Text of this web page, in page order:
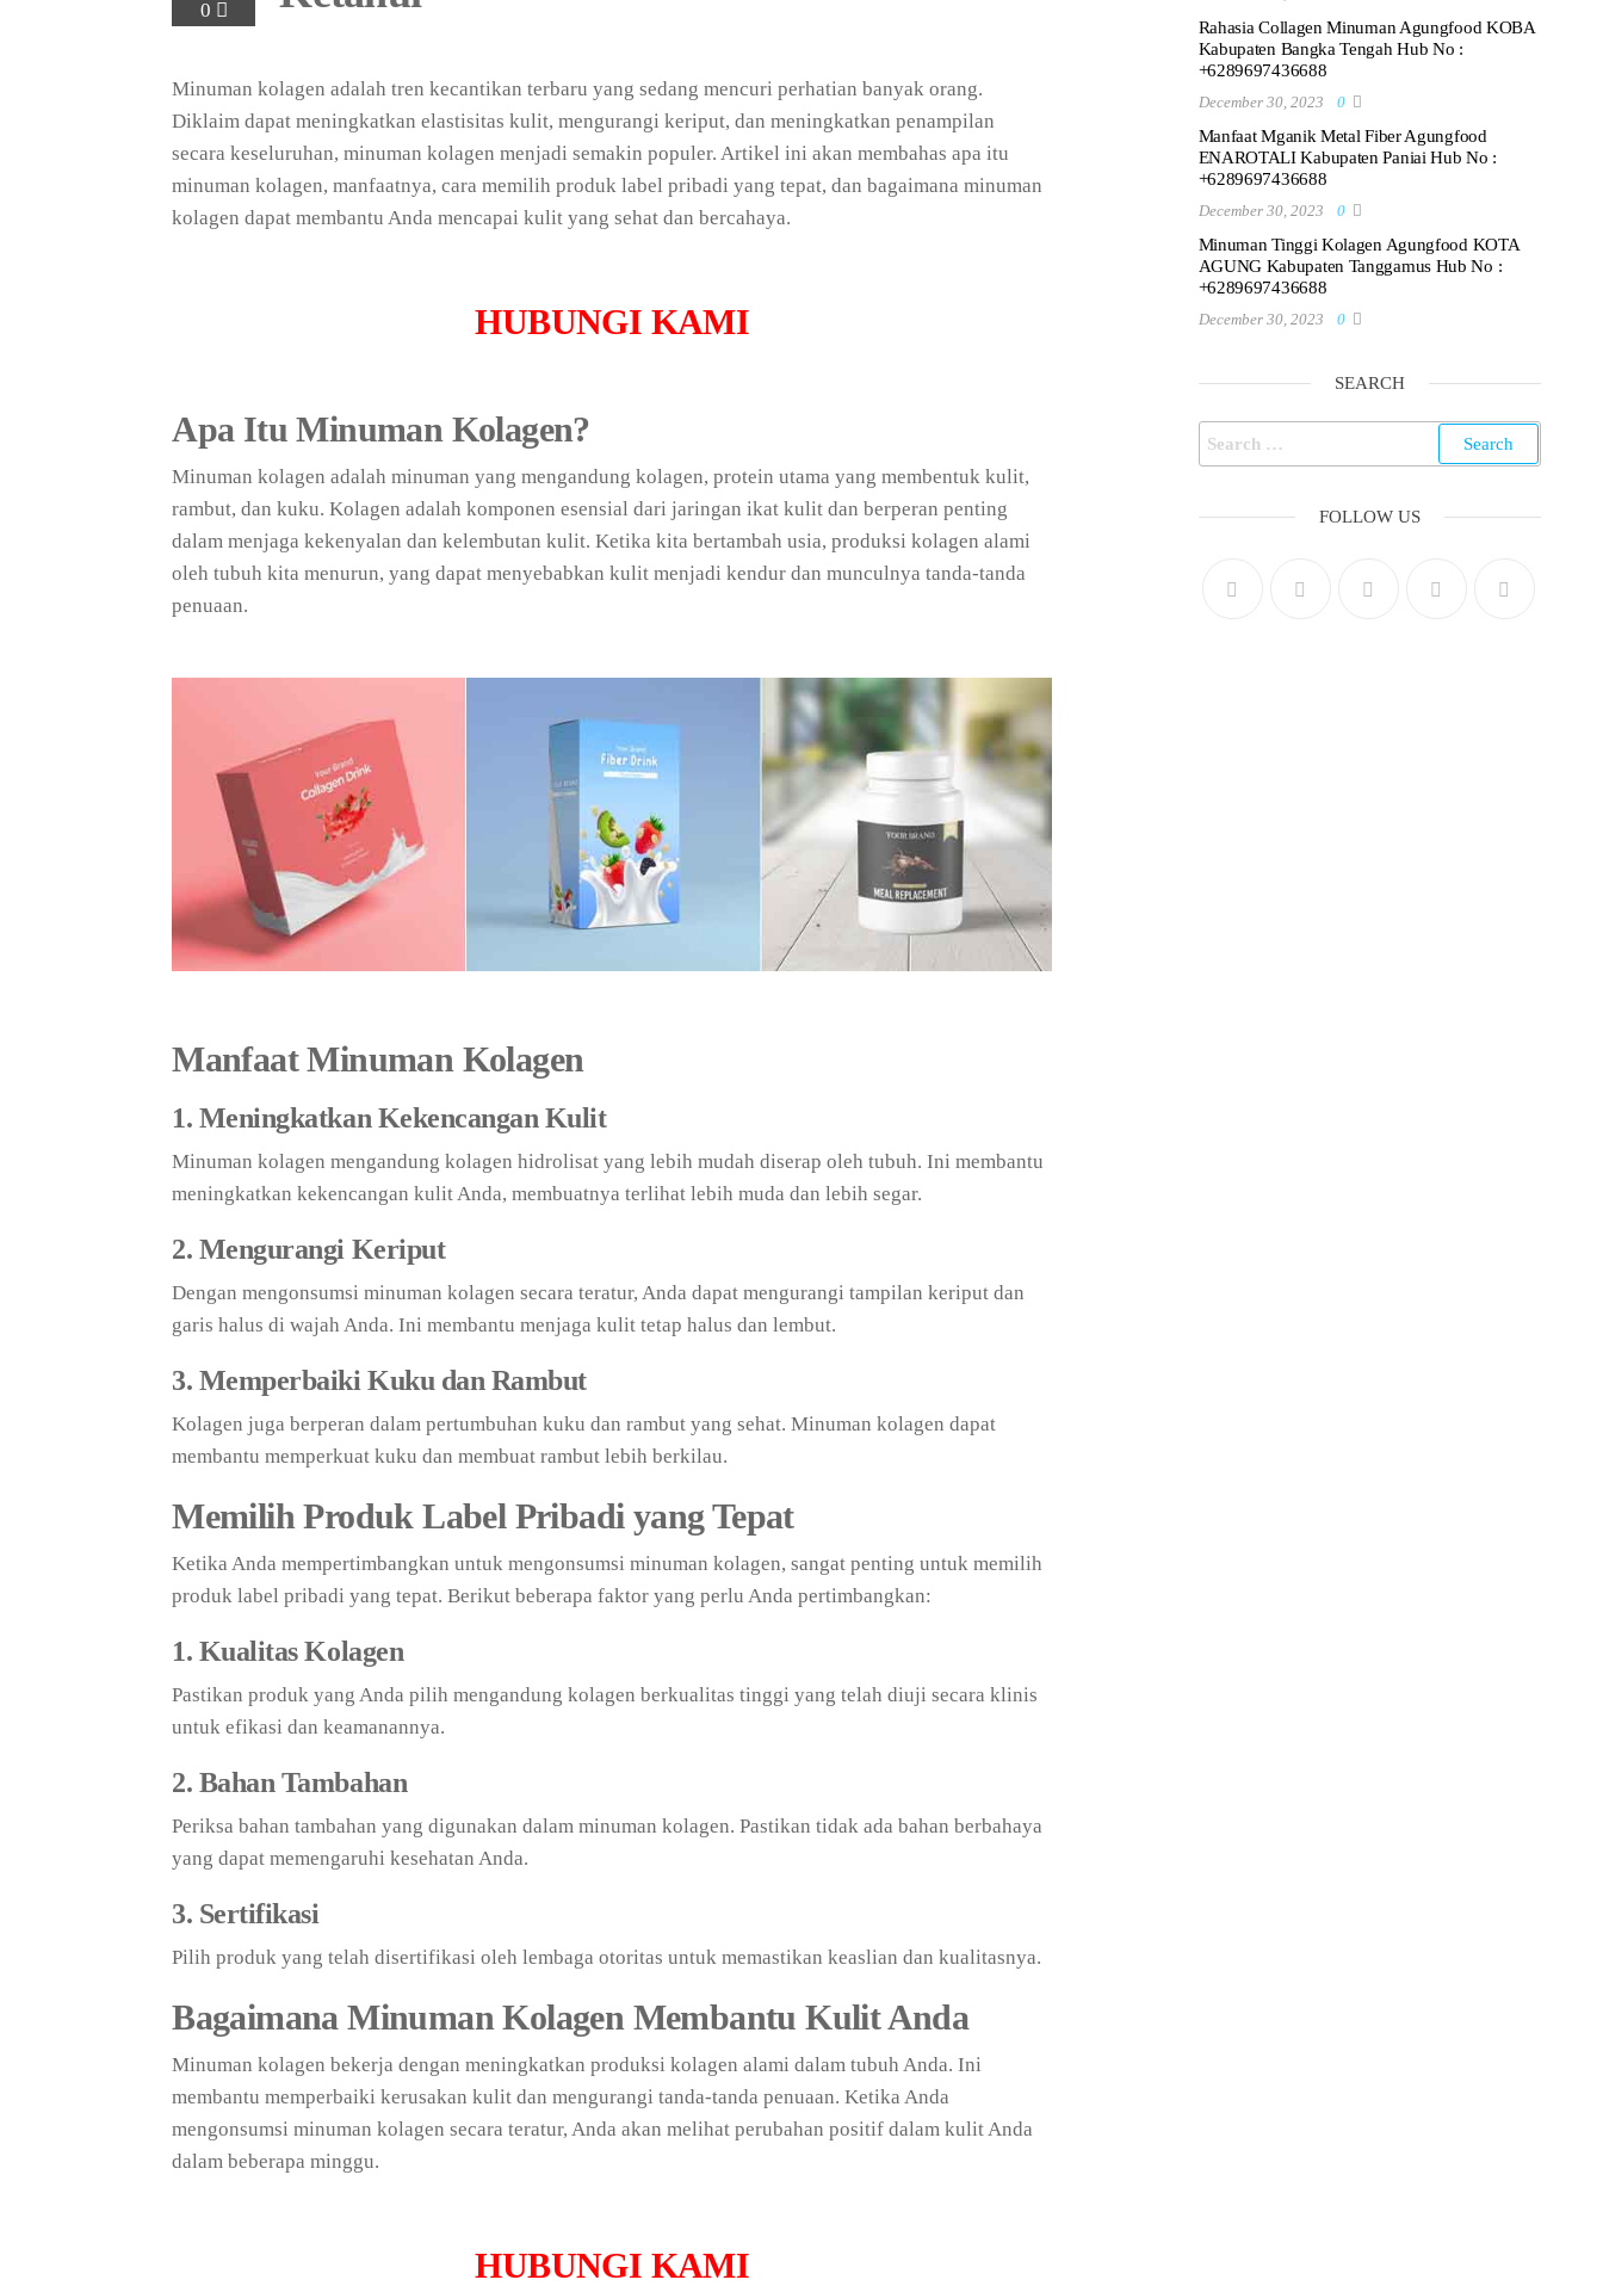
0
Minuman kolagen adalah tren kecantikan terbaru yang sedang mencuri perhatian banyak orang.
Diklaim dapat meningkatkan elastisitas kulit, mengurangi keriput, dan meningkatkan penampilan
secara keseluruhan, minuman kolagen menjadi semakin populer. Artikel ini akan membahas apa itu
minuman kolagen, manfaatnya, cara memilih produk label pribadi yang tepat, dan bagaimana minuman
kolagen dapat membantu Anda mencapai kulit yang sehat dan bercahaya.
HUBUNGI KAMI
Apa Itu Minuman Kolagen?
Minuman kolagen adalah minuman yang mengandung kolagen, protein utama yang membentuk kulit,
rambut, dan kuku. Kolagen adalah komponen esensial dari jaringan ikat kulit dan berperan penting
dalam menjaga kekenyalan dan kelembutan kulit. Ketika kita bertambah usia, produksi kolagen alami
oleh tubuh kita menurun, yang dapat menyebabkan kulit menjadi kendur dan munculnya tanda-tanda
penuaan.
Manfaat Minuman Kolagen
1. Meningkatkan Kekencangan Kulit
Minuman kolagen mengandung kolagen hidrolisat yang lebih mudah diserap oleh tubuh. Ini membantu
meningkatkan kekencangan kulit Anda, membuatnya terlihat lebih muda dan lebih segar.
2. Mengurangi Keriput
Dengan mengonsumsi minuman kolagen secara teratur, Anda dapat mengurangi tampilan keriput dan
garis halus di wajah Anda. Ini membantu menjaga kulit tetap halus dan lembut.
3. Memperbaiki Kuku dan Rambut
Kolagen juga berperan dalam pertumbuhan kuku dan rambut yang sehat. Minuman kolagen dapat
membantu memperkuat kuku dan membuat rambut lebih berkilau.
Memilih Produk Label Pribadi yang Tepat
Ketika Anda mempertimbangkan untuk mengonsumsi minuman kolagen, sangat penting untuk memilih
produk label pribadi yang tepat. Berikut beberapa faktor yang perlu Anda pertimbangkan:
1. Kualitas Kolagen
Pastikan produk yang Anda pilih mengandung kolagen berkualitas tinggi yang telah diuji secara klinis
untuk efikasi dan keamanannya.
2. Bahan Tambahan
Periksa bahan tambahan yang digunakan dalam minuman kolagen. Pastikan tidak ada bahan berbahaya
yang dapat memengaruhi kesehatan Anda.
3. Sertifikasi
Pilih produk yang telah disertifikasi oleh lembaga otoritas untuk memastikan keaslian dan kualitasnya.
Bagaimana Minuman Kolagen Membantu Kulit Anda
Minuman kolagen bekerja dengan meningkatkan produksi kolagen alami dalam tubuh Anda. Ini
membantu memperbaiki kerusakan kulit dan mengurangi tanda-tanda penuaan. Ketika Anda
mengonsumsi minuman kolagen secara teratur, Anda akan melihat perubahan positif dalam kulit Anda
dalam beberapa minggu.
HUBUNGI KAMI
Rahasia Collagen Minuman Agungfood KOBA
Kabupaten Bangka Tengah Hub No :
+6289697436688
December 30, 2023 0
Manfaat Mganik Metal Fiber Agungfood
ENAROTALI Kabupaten Paniai Hub No :
+6289697436688
December 30, 2023 0
Minuman Tinggi Kolagen Agungfood KOTA
AGUNG Kabupaten Tanggamus Hub No :
+6289697436688
December 30, 2023 0
SEARCH
Search
for:
FOLLOW US